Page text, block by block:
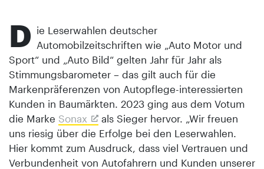
D ie Leserwahlen deutscher
Automobilzeitschriften wie „Auto Motor und
Sport“ und „Auto Bild“ gelten Jahr für Jahr als
Stimmungsbarometer – das gilt auch für die
Markenpräferenzen von Autopflege-interessierten
Kunden in Baumärkten. 2023 ging aus dem Votum
die Marke Sonax
als Sieger hervor. „Wir freuen
uns riesig über die Erfolge bei den Leserwahlen.
Hier kommt zum Ausdruck, dass viel Vertrauen und
Verbundenheit von Autofahrern und Kunden unserer